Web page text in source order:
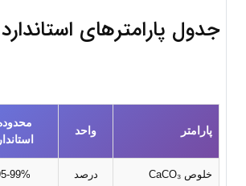
جدول پارامترهای استاندارد TDS
پارامتر واحد
خلوص CaCO₃ درصد 99%